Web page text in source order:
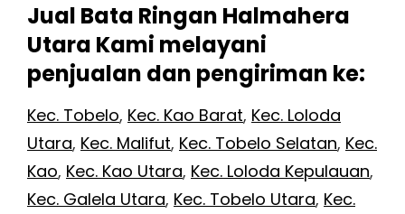
Jual Bata Ringan Halmahera
Utara Kami melayani
penjualan dan pengiriman ke:
Kec. Tobelo, Kec. Kao Barat, Kec. Loloda
Utara, Kec. Malifut, Kec. Tobelo Selatan, Kec.
Kao, Kec. Kao Utara, Kec. Loloda Kepulauan,
Kec. Galela Utara, Kec. Tobelo Utara, Kec.